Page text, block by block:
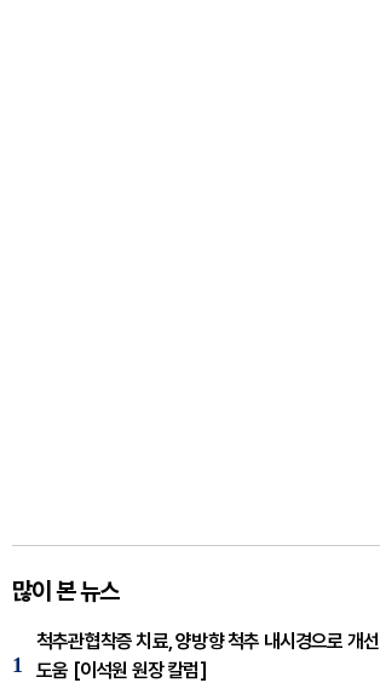
많이 본 뉴스
1
척추관협착증 치료, 양방향 척추 내시경으로 개선
도움 [이석원 원장 칼럼]